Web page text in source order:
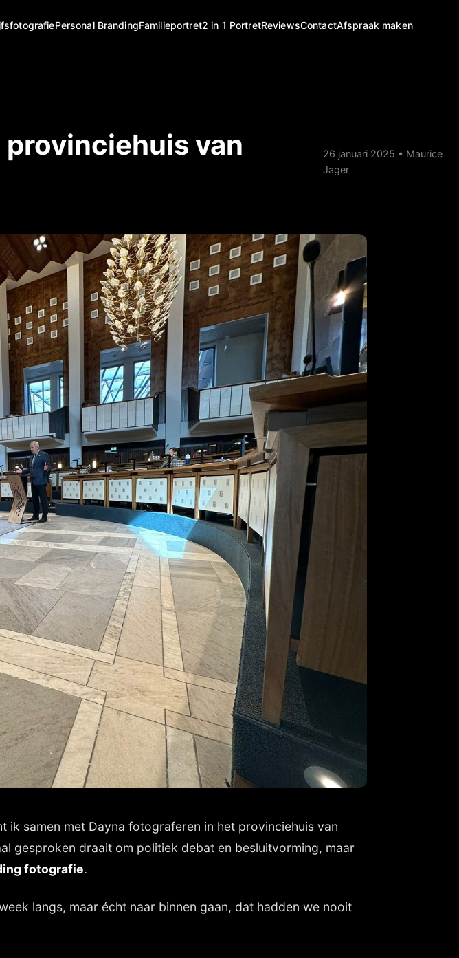
Personal BrandingFamilieportret2 in 1 PortretReviewsContactAfspraak maken
van
26 januari 2025 • Maurice
Jager
ik samen met Dayna fotograferen in het provinciehuis van
gesproken draait om politiek debat en besluitvorming, maar
fotografie.
langs, maar écht naar binnen gaan, dat hadden we nooit